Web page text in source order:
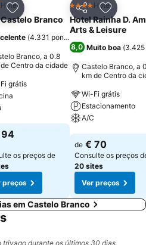
Adicionar aos favoritos
Hotel
Branco
(4.331 pontuações
Branco, a 0.8
Centro da cidade
grátis
os preços de
preços
Partilhar
4 EstrelasHotel
Hotel Rainha D.
Arts & Leisure
8,0 Muito boa (3.425
Castelo Branco, a
km de Centro da
Wi-Fi grátis
Estacionamento
A/C
Ver preços
de € 70
Consulte os preços
20 sites
Ver preços
em Castelo Branco
trivago durante os últimos 30 dias